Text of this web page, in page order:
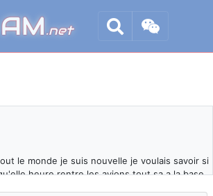
AM.net
le monde je suis nouvelle je voulais savoir si
heure rentre les avions tout sa a la base